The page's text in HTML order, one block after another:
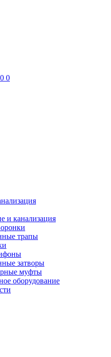
0 0
и канализация
трапы
затворы
муфты
оборудование